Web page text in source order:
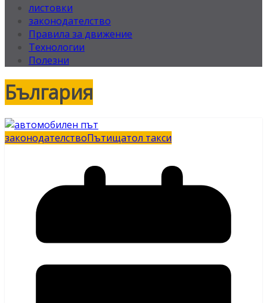
листовки
законодателство
Правила за движение
Технологии
Полезни
България
законодателствоПътищатол такси